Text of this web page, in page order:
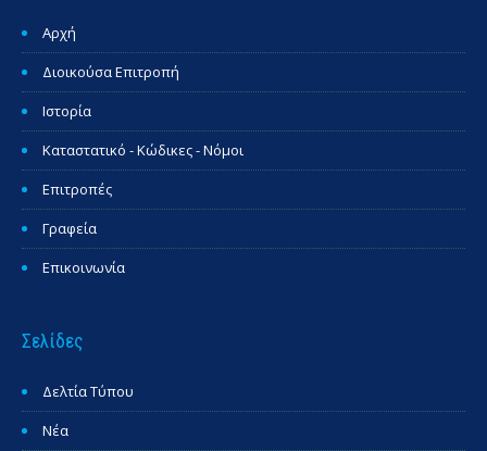
Αρχή
Διοικούσα Επιτροπή
Ιστορία
Καταστατικό - Κώδικες - Νόμοι
Επιτροπές
Γραφεία
Επικοινωνία
Σελίδες
Δελτία Τύπου
Νέα